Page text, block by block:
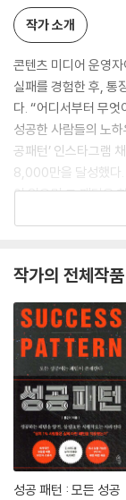
작가 소개
콘텐츠 미디어 운영
실패를 경험한 후, 통
다. “어디서부터 무
성공한 사람들의 노
공패턴’ 인스타그램
8,000만을 달성했다.
이 있으며 그 패턴은
은 특별한 사람만의
작가의 전체작품
성공 패턴 : 모든 성공